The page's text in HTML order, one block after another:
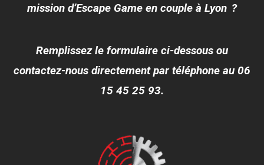
mission d’Escape Game en couple à Lyon ?
Remplissez le formulaire ci-dessous ou
contactez-nous directement par téléphone au 06
15 45 25 93.